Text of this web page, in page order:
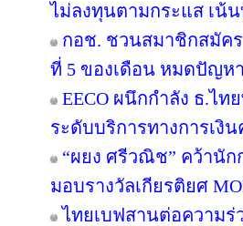
ไม่ลงทุนตามกระแส เน้
กอช. ชวนสมาชิกสมัค
ที่ 5 ของเดือน หมดปัญห
EECO ผนึกกำลัง ธ.ไ
ระดับบริการทางการเงิ
“ผยง ศรีวณิช” คว้านัก
มอบรางวัลเกียรติยศ
ไทยเบฟสานต่อความร่